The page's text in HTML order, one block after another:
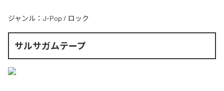
ジャンル： J-Pop / ロック
サルサガムテープ